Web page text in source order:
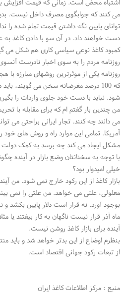
می کنند که جوابگوی مصرف داخل نیست.
توانای پایین نگه داشتن قیمت تمام شده را
دست خواهند داد. در آن سو با دادن کاغذ به
کمبود کاغذ نوعی سیاسی کاری هم شکل می
روزنامه مردم را به سوی اخبار نادرست
روزنامه یکی از موثرترین روشهای مبارزه
که 100 درصد مغرضانه سخن می گویند،
شود. نباید با دست خود جلوی واردات را
من چندین بار گفتم ام که برای مقابله با
می دانند چه کنند. تجار ایرانی براحتی می
آمریکا. تمامی این موارد راه و روش های خود
مشکل ایجاد می کند چه برسد به کمک دولت
با توجه به سخنانتان وضع بازار در آینده
خیلی امیدوار بود؟
بازار کاغذ از این رکود خارج نمی شود. من
معلولی، علتی می خواهد. من علتی را نمی بینم
بوجود آورد. نه قرار است دلار پایین بکشد و
ماه آذر قرار نیست ناگهان به کار بیفتند یا
آینده برای بازار کاغذ روشن نیست.
بنظرم اوضاع از این بدتر خواهد شد و باید
از تبعات رکود جهانی اقتصاد است.
منبع : مرکز اطلاعات کاغذ ایران